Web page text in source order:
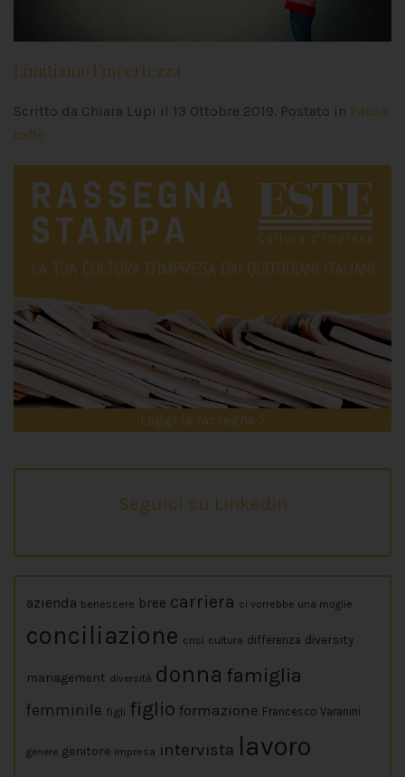
Limitiamo l’incertezza
Scritto da Chiara Lupi il 13 Ottobre 2019. Postato in Pausa
caffè
Leggi la rassegna >
Seguici su Linkedin
azienda benessere bree carriera ci vorrebbe una moglie
conciliazione crisi cultura differenza diversity
management diversità donna famiglia
femminile figli figlio formazione Francesco Varanini
genere genitore impresa intervista lavoro